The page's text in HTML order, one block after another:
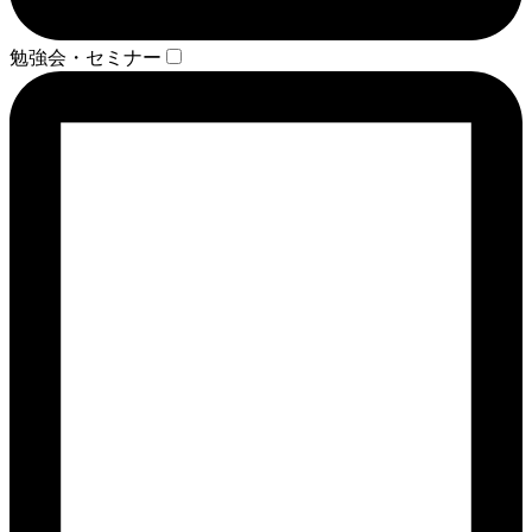
勉強会・セミナー